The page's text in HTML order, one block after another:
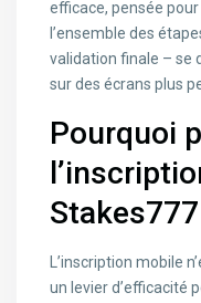
efficace, pensée
l’ensemble des
validation finale – se
sur des écrans plus
Pourquoi
L’inscription mobile
un levier d’efficacité